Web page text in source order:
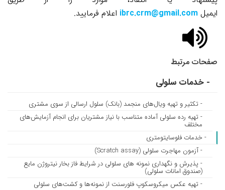
ایمیل ibrc.crm@gmail.com اعلام فرمایید.
صفحات مرتبط
- خدمات سلولی
- تکثیر و تهیه ویال‌های منجمد (بانک) سلول ارسالی از سوی مشتری
- تهیه رده سلولی آماده متناسب با نیاز مشتریان برای انجام آزمایش‌های
مختلف
- خدمات فلوسایتومتری
- آزمون مهاجرت سلولی (Scratch assay)
- پذیرش و نگهداری نمونه های سلولی در شرایط فاز بخار نیتروژن مایع
(صندوق امانات سلولی)
- تهیه عکس میکروسکوپ فلورسنت از نمونه‌ها و کشت‌های سلولی